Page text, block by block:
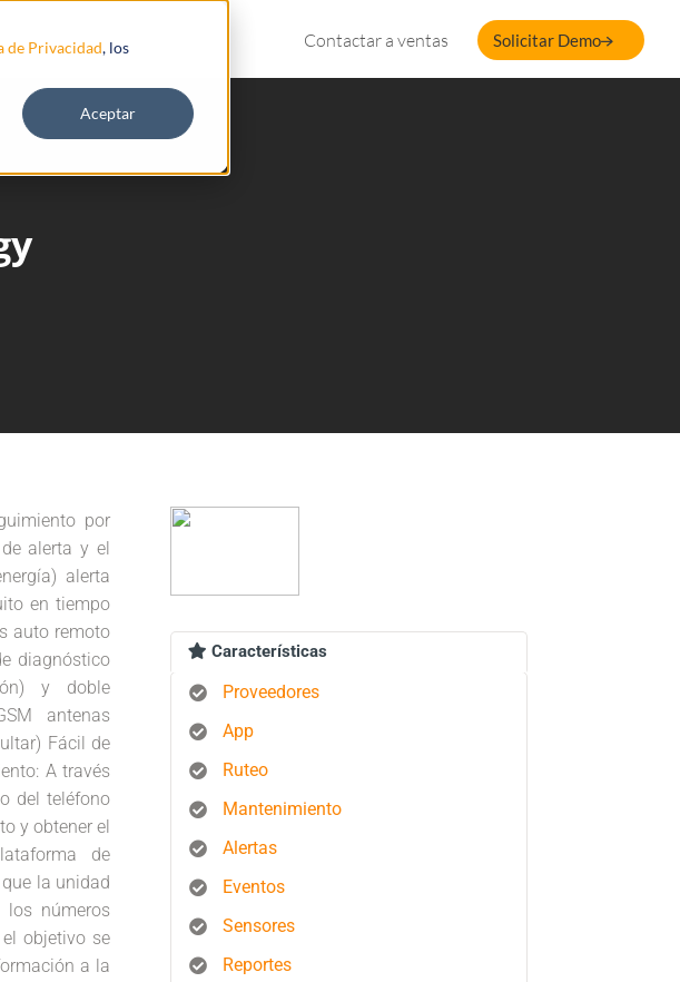
de Privacidad, los
Aceptar
Contactar a ventas Solicitar Demo
por
alerta y el
alerta
en tiempo
auto remoto
diagnóstico
y doble
antenas
Fácil de
A través
del teléfono
y obtener el
de
la unidad
los números
objetivo se
a la
Características
Proveedores
App
Ruteo
Mantenimiento
Alertas
Eventos
Sensores
Reportes